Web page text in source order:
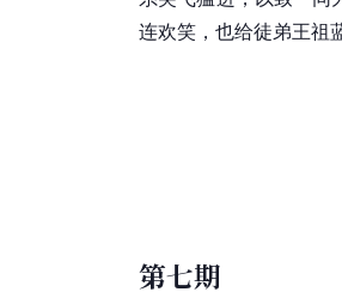
连欢笑，也给徒弟王祖
第七期